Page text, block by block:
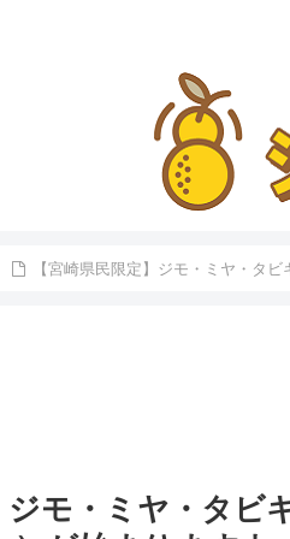
【宮崎県民限定】ジモ・ミヤ・タ
ジモ・ミヤ・タビ